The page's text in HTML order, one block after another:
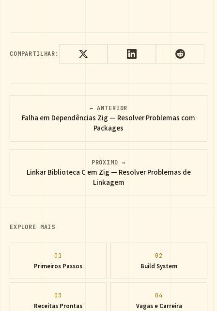
COMPARTILHAR:
← ANTERIOR
Falha em Dependências Zig — Resolver Problemas com
Packages
PRÓXIMO →
Linkar Biblioteca C em Zig — Resolver Problemas de
Linkagem
EXPLORE MAIS
01
Primeiros Passos
02
Build System
03
Receitas Prontas
04
Vagas e Carreira